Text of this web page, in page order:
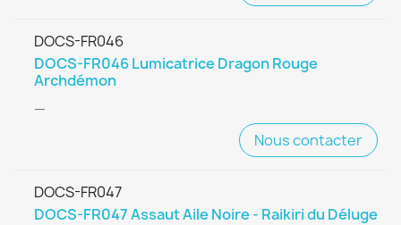
DOCS-FR046
DOCS-FR046 Lumicatrice Dragon Rouge
Archdémon
—
Nous contacter
DOCS-FR047
DOCS-FR047 Assaut Aile Noire - Raikiri du Déluge